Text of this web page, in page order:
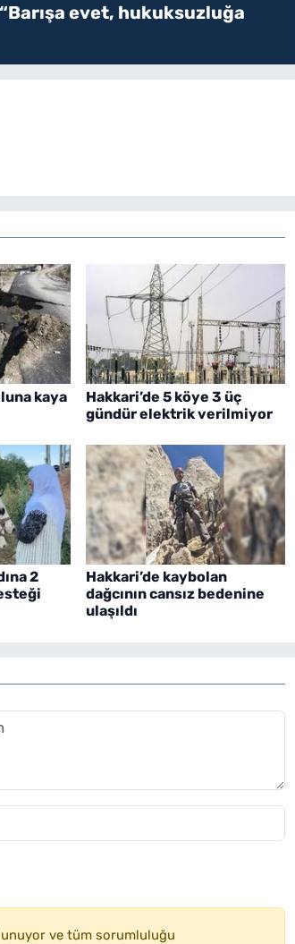
evet, hukuksuzluğa
kaya
Hakkari’de 5 köye 3 üç
gündür elektrik verilmiyor
2
Hakkari’de kaybolan
dağcının cansız bedenine
ulaşıldı
ve tüm sorumluluğu